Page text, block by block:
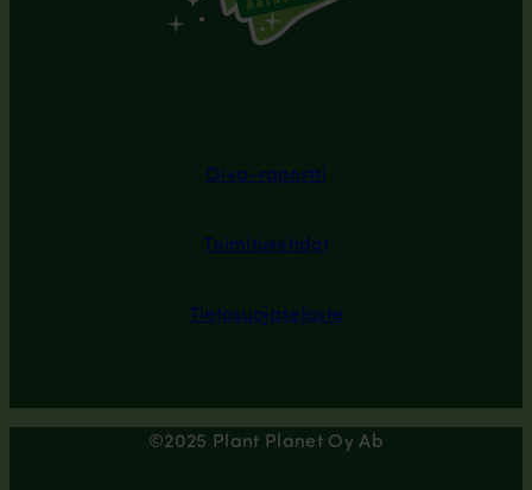
Tietosuojaseloste
Toimitusehdot
Oiva-raportti
©2025 Plant Planet Oy Ab